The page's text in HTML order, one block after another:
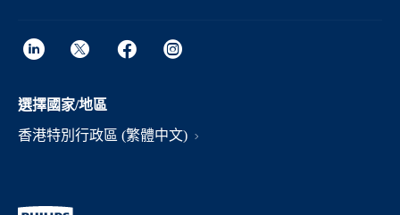
選擇國家/地區
香港特別行政區 (繁體中文)